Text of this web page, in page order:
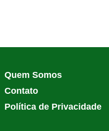
Quem Somos
Contato
Política de Privacidade